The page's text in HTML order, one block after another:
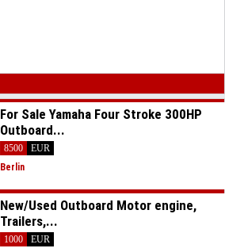
For Sale Yamaha Four Stroke 300HP
Outboard...
8500
EUR
Berlin
New/Used Outboard Motor engine,
Trailers,...
1000
EUR